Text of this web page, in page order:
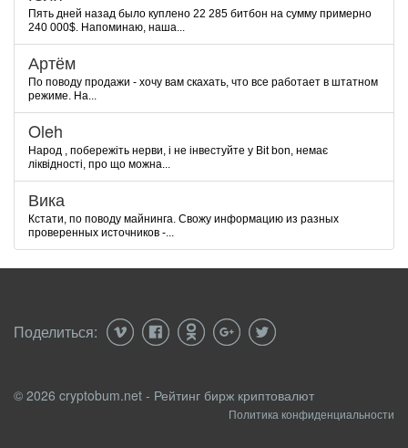
Пять дней назад было куплено 22 285 битбон на сумму примерно
240 000$. Напоминаю, наша...
Артём
По поводу продажи - хочу вам скахать, что все работает в штатном
режиме. На...
Oleh
Народ , побережіть нерви, і не інвестуйте у Bit bon, немає
ліквідності, про що можна...
Вика
Кстати, по поводу майнинга. Свожу информацию из разных
проверенных источников -...
Поделиться:
© 2026 cryptobum.net - Рейтинг бирж криптовалют
Политика конфиденциальности